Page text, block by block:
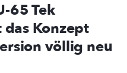
65 Tek
Konzept
völlig neu